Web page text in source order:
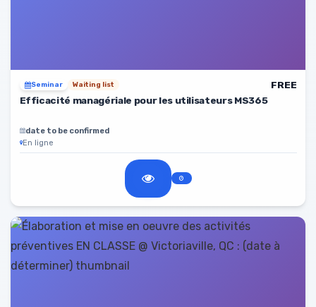
Seminar Waiting list
FREE
Efficacité managériale pour les utilisateurs MS365
date to be confirmed
En ligne